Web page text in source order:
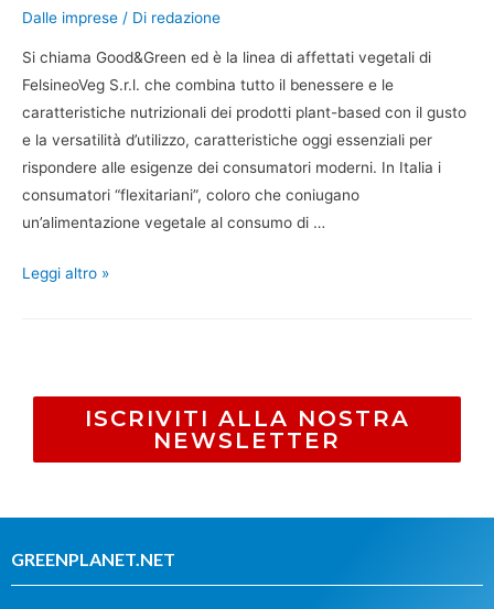
Dalle imprese / Di redazione
Si chiama Good&Green ed è la linea di affettati vegetali di
FelsineoVeg S.r.l. che combina tutto il benessere e le
caratteristiche nutrizionali dei prodotti plant-based con il gusto
e la versatilità d’utilizzo, caratteristiche oggi essenziali per
rispondere alle esigenze dei consumatori moderni. In Italia i
consumatori “flexitariani”, coloro che coniugano
un’alimentazione vegetale al consumo di …
Leggi altro »
ISCRIVITI ALLA NOSTRA
NEWSLETTER
GREENPLANET.NET